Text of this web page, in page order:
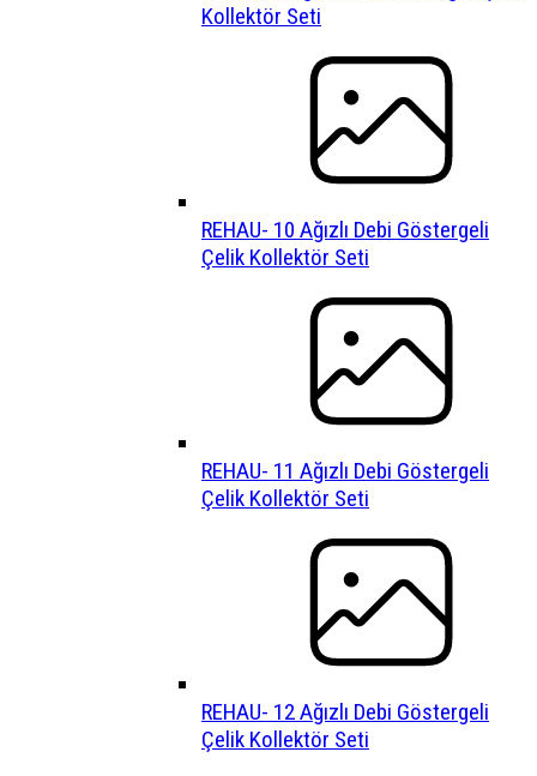
Kollektör Seti
REHAU- 10 Ağızlı Debi Göstergeli
Çelik Kollektör Seti
REHAU- 11 Ağızlı Debi Göstergeli
Çelik Kollektör Seti
REHAU- 12 Ağızlı Debi Göstergeli
Çelik Kollektör Seti